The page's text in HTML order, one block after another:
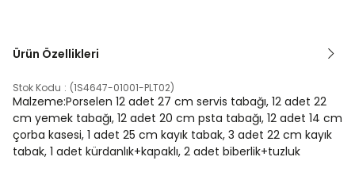
Ürün Özellikleri
Stok Kodu (1S4647-01001-PLT02)
Malzeme:Porselen 12 adet 27 cm servis tabağı, 12 adet 22
cm yemek tabağı, 12 adet 20 cm psta tabağı, 12 adet 14 cm
çorba kasesi, 1 adet 25 cm kayık tabak, 3 adet 22 cm kayık
tabak, 1 adet kürdanlık+kapaklı, 2 adet biberlik+tuzluk